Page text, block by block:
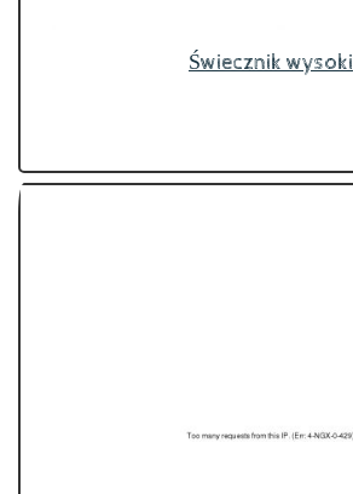
Świecznik wysoki